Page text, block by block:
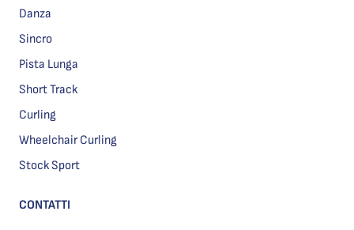
Danza
Sincro
Pista Lunga
Short Track
Curling
Wheelchair Curling
Stock Sport
CONTATTI